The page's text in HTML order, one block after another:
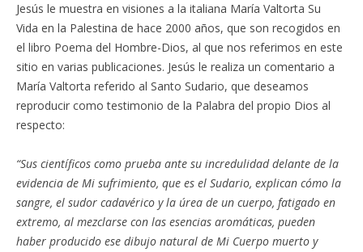
Jesús le muestra en visiones a la italiana María Valtorta Su
Vida en la Palestina de hace 2000 años, que son recogidos en
el libro Poema del Hombre-Dios, al que nos referimos en este
sitio en varias publicaciones. Jesús le realiza un comentario a
María Valtorta referido al Santo Sudario, que deseamos
reproducir como testimonio de la Palabra del propio Dios al
respecto:
“Sus científicos como prueba ante su incredulidad delante de la
evidencia de Mi sufrimiento, que es el Sudario, explican cómo la
sangre, el sudor cadavérico y la úrea de un cuerpo, fatigado en
extremo, al mezclarse con las esencias aromáticas, pueden
haber producido ese dibujo natural de Mi Cuerpo muerto y